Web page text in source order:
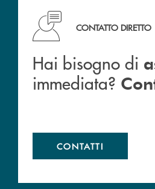
Rurale.Hai bisogno di assistenza
CONTATTO DIRETTO
Hai bisogno di
immediata?
CONTATTI